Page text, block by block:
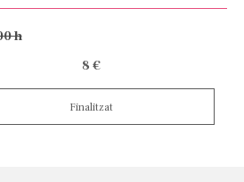
h
8 €
Finalitzat